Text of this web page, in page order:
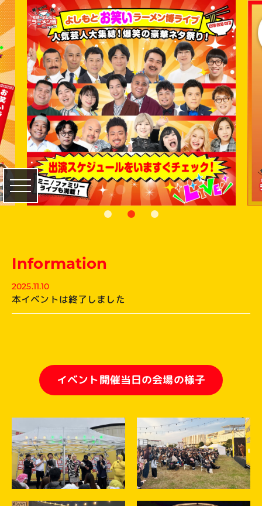
Information
2025.11.10
本イベントは終了しました
イベント開催当日の会場の様子